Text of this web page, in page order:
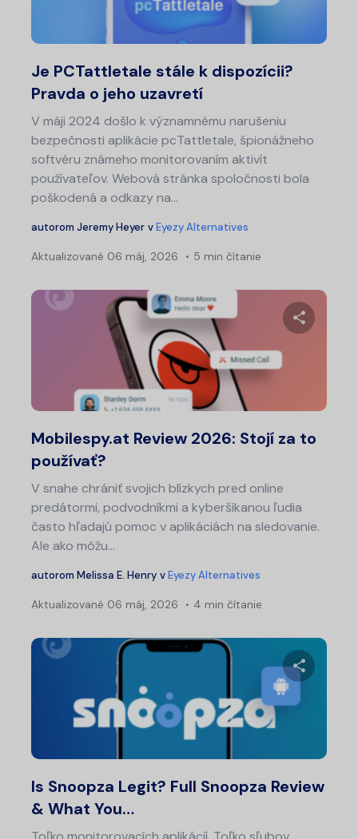
Je PCTattletale stále k dispozícii?
Pravda o jeho uzavretí
V máji 2024 došlo k významnému narušeniu
bezpečnosti aplikácie pcTattletale, špionážneho
softvéru známeho monitorovaním aktivít
používateľov. Webová stránka spoločnosti bola
poškodená a odkazy na...
autorom Jeremy Heyer vEyezy Alternatives
Aktualizované 06 máj, 2026 5 min čítanie
Mobilespy.at Review 2026: Stojí za to
používať?
V snahe chrániť svojich blízkych pred online
predátormi, podvodníkmi a kyberšikanou ľudia
často hľadajú pomoc v aplikáciách na sledovanie.
Ale ako môžu...
autorom Melissa E. Henry vEyezy Alternatives
Aktualizované 06 máj, 2026 4 min čítanie
Is Snoopza Legit? Full Snoopza Review
& What You…